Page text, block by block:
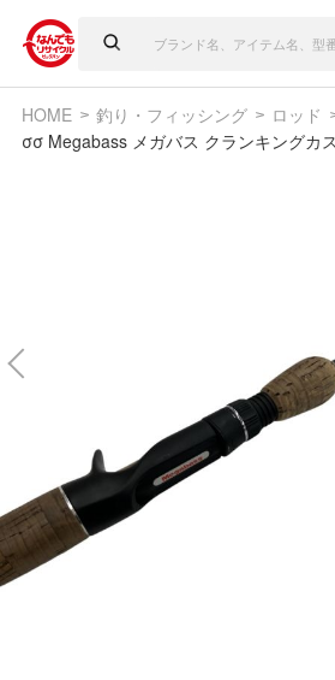
HOME 釣り・フィッシング
ロッド
σσ Megabass メガバス クランキングカ